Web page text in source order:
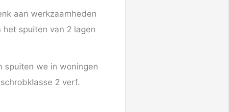
aan werkzaamheden
spuiten van 2 lagen
spuiten we in woningen
2 verf.